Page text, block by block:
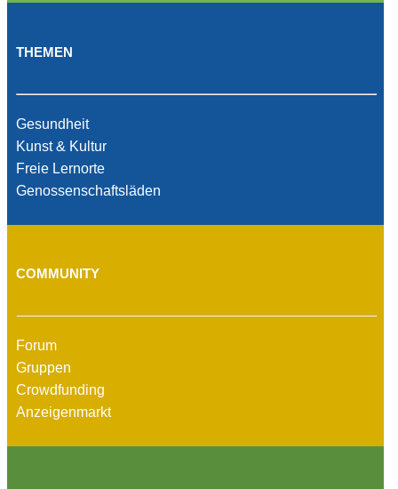
THEMEN
Gesundheit
Kunst & Kultur
Freie Lernorte
Genossenschaftsläden
COMMUNITY
Forum
Gruppen
Crowdfunding
Anzeigenmarkt